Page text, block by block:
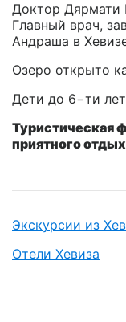
Доктор
Главный врач,
Андраша в
Озеро открыто
Дети до 6−ти
Туристическая
приятного
Экскурсии из
Отели Хевиза